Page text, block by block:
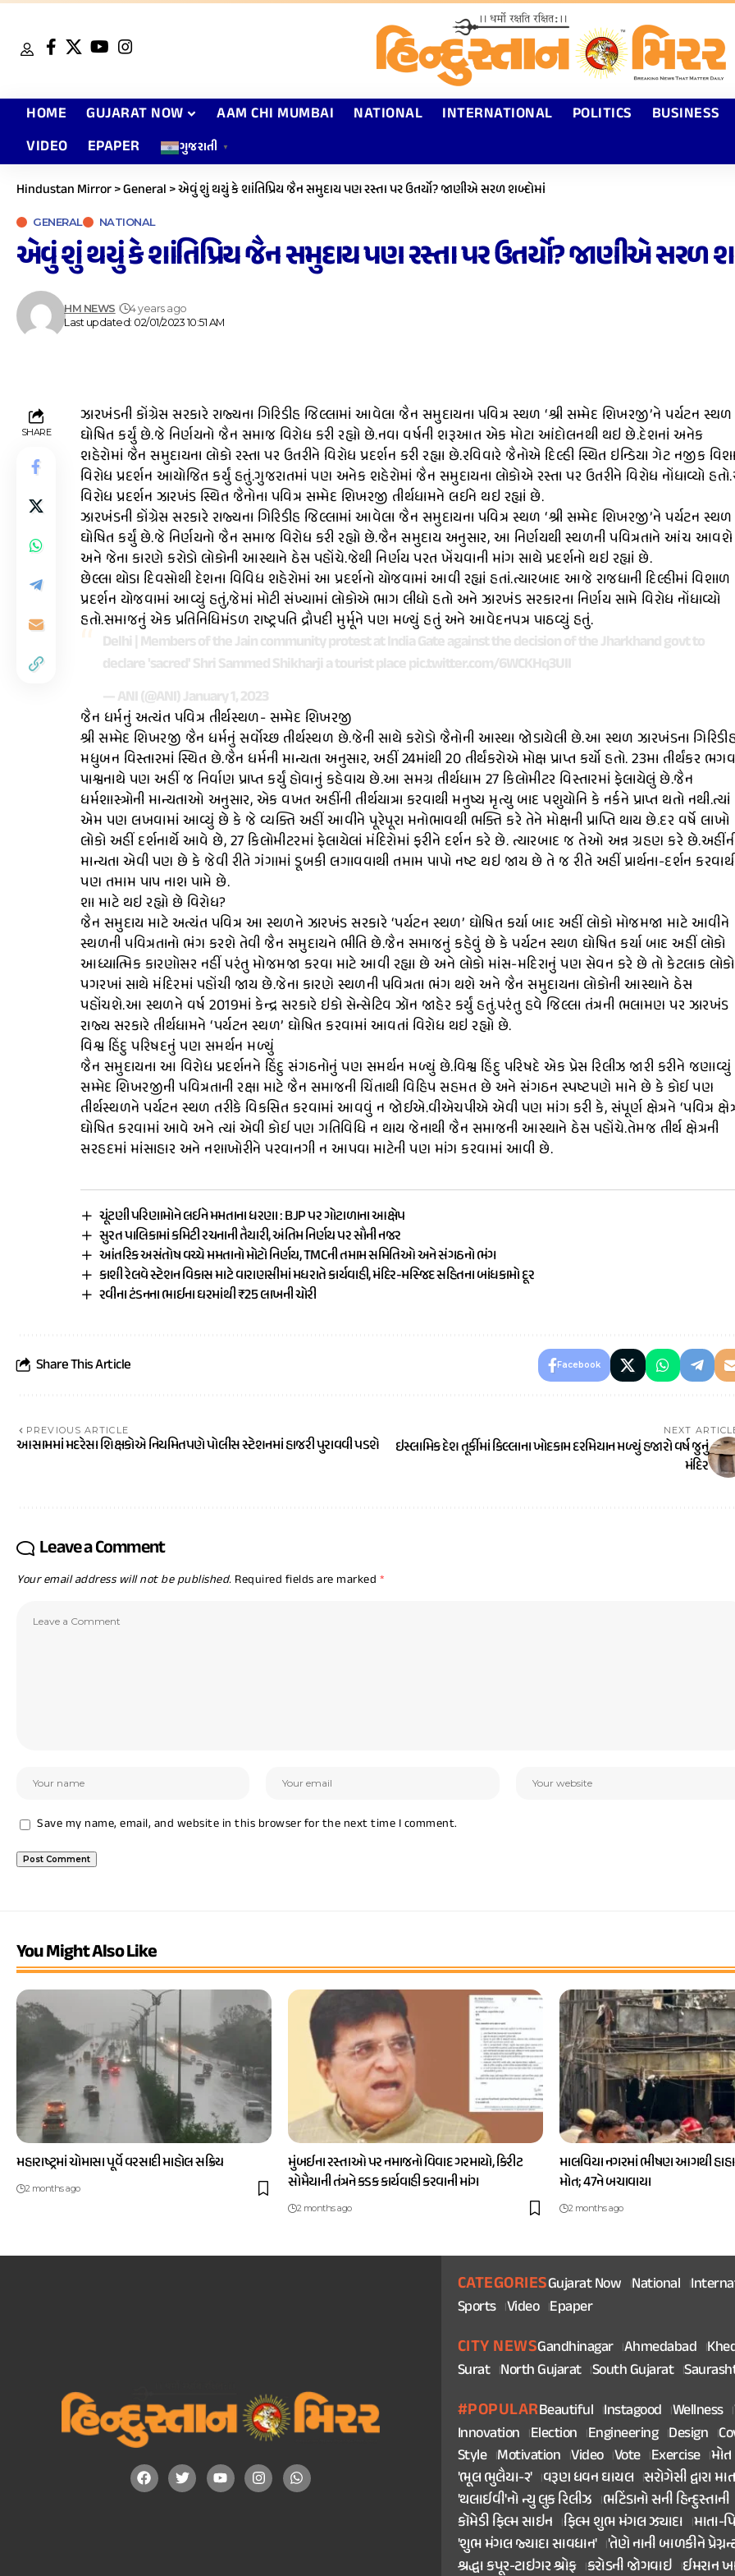
HOME GUJARAT NOW AAM CHI MUMBAI NATIONAL INTERNATIONAL POLITICS
BUSINESS
VIDEO
EPAPER ગુજરાતી ▼
Hindustan Mirror>General >એવું શું થયું કે શાંતિપ્રિય જૈન સમુદાય પણ રસ્તા પર ઉતર્યો? જાણીએ સરળ શબ્દોમાં
GENERAL NATIONAL
એવું શું થયું કે શાંતિપ્રિય જૈન સમુદાય પણ રસ્તા પર ઉતર્યો? જાણીએ સરળ
Last updated: 02/01/2023 10:51 AM
HM NEWS 4 years ago
SHARE
ઝારખંડની કોંગ્રેસ સરકારે રાજ્યના ગિરિડીહ જિલ્લામાં આવેલા જૈન સમુદાયના પવિત્ર સ્થળ ‘શ્રી સમ્મેદ શિખરજી’ને પર્યટન સ્થળ
ઘોષિત કર્યું છે.જે નિર્ણયનો જૈન સમાજ વિરોધ કરી રહ્યો છે.નવા વર્ષની શરૂઆત એક મોટા આંદોલનથી થઇ છે.દેશનાં અનેક
શહેરોમાં જૈન સમુદાયના લોકો રસ્તા પર ઉતરીને વિરોધ પ્રદર્શન કરી રહ્યા છે.રવિવારે જૈનોએ દિલ્હી સ્થિત ઇન્ડિયા ગેટ નજીક
વિરોધ પ્રદર્શન આયોજિત કર્યું હતું.ગુજરાતમાં પણ અનેક શહેરોમાં જૈન સમુદાયના લોકોએ રસ્તા પર ઉતરીને વિરોધ નોંધાવ્યો
વિરોધ પ્રદર્શન ઝારખંડ સ્થિત જૈનોના પવિત્ર સમ્મેદ શિખરજી તીર્થધામને લઈને થઇ રહ્યાં છે.
ઝારખંડની કોંગ્રેસ સરકારે રાજ્યના ગિરિડીહ જિલ્લામાં આવેલા જૈન સમુદાયના પવિત્ર સ્થળ ‘શ્રી સમ્મેદ શિખરજી’ને પર્યટન સ્થળ
ઘોષિત કર્યું છે.જે નિર્ણયનો જૈન સમાજ વિરોધ કરી રહ્યો છે.જૈન સમુદાય અનુસાર, આ નિર્ણયથી સ્થળની પવિત્રતાને આંચ આવશે
અને જેના કારણે કરોડો લોકોની આસ્થાને ઠેસ પહોંચે.જેથી નિર્ણય પરત ખેંચવાની માંગ સાથે પ્રદર્શનો થઇ રહ્યાં છે.
છેલ્લા થોડા દિવસોથી દેશના વિવિધ શહેરોમાં આ પ્રદર્શનો યોજવામાં આવી રહ્યાં હતાં.ત્યારબાદ આજે રાજધાની દિલ્હીમાં વિશાળ
પ્રદર્શન યોજવામાં આવ્યું હતું,જેમાં મોટી સંખ્યામાં લોકોએ ભાગ લીધો હતો અને ઝારખંડ સરકારના નિર્ણય સામે વિરોધ નોંધાવ્યો
હતો.સમાજનું એક પ્રતિનિધિમંડળ રાષ્ટ્રપતિ દ્રૌપદી મુર્મૂને પણ મળ્યું હતું અને આવેદનપત્ર પાઠવ્યું હતું.
Delhi | Members of the Jain community protest at India Gate against the decision of the Jharkhand govt to
declare 'sacred' Shri Sammed Shikharji a tourist placepic.twitter.com/6WCKHq3UII
— ANI (@ANI)January 1, 2023
જૈન ધર્મનું અત્યંત પવિત્ર તીર્થસ્થળ- સમ્મેદ શિખરજી
શ્રી સમ્મેદ શિખરજી જૈન ધર્મનું સર્વોચ્છ તીર્થસ્થળ છે.જેની સાથે કરોડો જૈનોની આસ્થા જોડાયેલી છે.આ સ્થળ ઝારખંડના
મધુબન વિસ્તારમાં સ્થિત છે.જૈન ધર્મની માન્યતા અનુસાર, અહીં 24માંથી 20 તીર્થંકરોએ મોક્ષ પ્રાપ્ત કર્યો હતો. 23મા તીર્થંકર
પાશ્વનાથે પણ અહીં જ નિર્વાણ પ્રાપ્ત કર્યું હોવાનું કહેવાય છે.આ સમગ્ર તીર્થધામ 27 કિલોમીટર વિસ્તારમાં ફેલાયેલું છે.જૈન
ધર્મશાસ્ત્રોની માન્યતાઓ અનુસાર, એક વખત અહીંની તીર્થયાત્રા કરવાથી મનુષ્ય મૃત્યુ બાદ પશુયોનિ કે નર્કને પ્રાપ્ત થતો નથી.ત્યાં
એમ પણ લખવામાં આવ્યું છે કે જે વ્યક્તિ અહીં આવીને પૂરેપૂરા મનોભાવથી ભક્તિ કરે તેને મોક્ષની પ્રાપ્તિ થાય છે.દર વર્ષે લાખો
લોકો અહીં દર્શનાર્થે આવે છે, 27 કિલોમીટરમાં ફેલાયેલાં મંદિરોમાં ફરીને દર્શન કરે છે. ત્યારબાદ જ તેઓ અન્ન ગ્રહણ કરે
માન્યતા એવી પણ છે કે જેવી રીતે ગંગામાં ડૂબકી લગાવવાથી તમામ પાપો નષ્ટ થઇ જાય છે તે જ રીતે અહીં પ્રાર્થના-દર્શન
પણ તમામ પાપ નાશ પામે છે.
શા માટે થઇ રહ્યો છે વિરોધ?
જૈન સમુદાય માટે અત્યંત પવિત્ર આ સ્થળને ઝારખંડ સરકારે ‘પર્યટન સ્થળ’ ઘોષિત કર્યા બાદ અહીં લોકો મોજમજા માટે આવીને
સ્થળની પવિત્રતાનો ભંગ કરશે તેવી જૈન સમુદાયને ભીતિ છે.જૈન સમાજનું કહેવું છે કે પર્યટન સ્થળ ઘોષિત કર્યા બાદ અહીં લોકો
આધ્યાત્મિક કારણોસર નહીં પરંતુ મોજમજા કરવા માટે આવી રહ્યા છે અને લોકો માંસ-મદિરાનું પણ સેવન કરે છે તો કેટલાક લોકો
પગરખાં સાથે મંદિરમાં પહોંચી જાય છે.જેના કારણે સ્થળની પવિત્રતા ભંગ થશે અને જૈન સમુદાયના લોકોની આસ્થાને ઠેસ
પહોંચશે.આ સ્થળને વર્ષ 2019માં કેન્દ્ર સરકારે ઇકો સેન્સેટિવ ઝૉન જાહેર કર્યું હતું.પરંતુ હવે જિલ્લા તંત્રની ભલામણ પર ઝારખંડ
રાજ્ય સરકારે તીર્થધામને ‘પર્યટન સ્થળ’ ઘોષિત કરવામાં આવતાં વિરોધ થઇ રહ્યો છે.
વિશ્વ હિંદુ પરિષદનું પણ સમર્થન મળ્યું
જૈન સમુદાયના આ વિરોધ પ્રદર્શનને હિંદુ સંગઠનોનું પણ સમર્થન મળ્યું છે.વિશ્વ હિંદુ પરિષદે એક પ્રેસ રિલીઝ જારી કરીને
સમ્મેદ શિખરજીની પવિત્રતાની રક્ષા માટે જૈન સમાજની ચિંતાથી વિહિપ સહમત છે અને સંગઠન સ્પષ્ટપણે માને છે કે કોઈ પણ
તીર્થસ્થળને પર્યટન સ્થળ તરીકે વિકસિત કરવામાં આવવું ન જોઈએ.વીએચપીએ એવી પણ માંગ કરી કે, સંપૂર્ણ ક્ષેત્રને ‘પવિત્ર
ઘોષિત કરવામાં આવે અને ત્યાં એવી કોઈ પણ ગતિવિધિ ન થાય જેનાથી જૈન સમાજની આસ્થાને ઠેસ પહોંચે.તેમજ તીર્થ ક્ષેત્રની
સરહદમાં માંસાહાર અને નશાખોરીને પરવાનગી ન આપવા માટેની પણ માંગ કરવામાં આવી છે.
ચૂંટણી પરિણામોને લઈને મમતાના ધરણા : BJP પર ગોટાળાના આક્ષેપ
સુરત પાલિકામાં કમિટી રચનાની તૈયારી, અંતિમ નિર્ણય પર સૌની નજર
આંતરિક અસંતોષ વચ્ચે મમતાનો મોટો નિર્ણય, TMCની તમામ સમિતિઓ અને સંગઠનો ભંગ
કાશી રેલવે સ્ટેશન વિકાસ માટે વારાણસીમાં મધરાતે કાર્યવાહી, મંદિર-મસ્જિદ સહિતના બાંધકામો દૂર
રવીના ટંડનના ભાઈના ઘરમાંથી ₹25 લાખની ચોરી
Share This Article Facebook
PREVIOUS ARTICLE
આસામમાં મદરેસા શિક્ષકોએ નિયમિતપણે પોલીસ સ્ટેશનમાં હાજરી પુરાવવી પડશે
NEXT
ઇસ્લામિક દેશ તૂર્કીમાં કિલ્લાના ખોદકામ દરમિયાન મળ્યું હજારો વર્ષ જુનું
મંદિર
Leave a Comment
Your email address will not be published. Required fields are marked *
Save my name, email, and website in this browser for the next time I comment.
You Might Also Like
મહારાષ્ટ્રમાં ચોમાસા પૂર્વે વરસાદી માહોલ સક્રિય
2 months ago
મુંબઈના રસ્તાઓ પર નમાજનો વિવાદ ગરમાયો, કિરીટ
સોમૈયાની તંત્રને કડક કાર્યવાહી કરવાની માંગ
2 months ago
માલવિયા નગરમાં ભીષણ આગથી
મોત; 47ને બચાવાયા
2 months ago
CATEGORIESGujarat Now National
Sports Video Epaper
CITY NEWSGandhinagar Ahmedabad
Surat North Gujarat South Gujarat
#POPULARBeautiful Instagood Wellness
Innovation Election Engineering Design
Style Motivation Video Vote Exercise મોત
'ભૂલ ભુલૈયા-૨' વરૂણ ધવન ઘાયલ સરોગેસી દ્વારા
'થલાઈવી'નો ન્યુ લુક રિલીઝ ભટિંડાનો સની હિન્દુસ્તાની
કૉમેડી ફિલ્મ સાઇન ફિલ્મ શુભ મંગલ ઝ્યાદા માતા-
'શુભ મંગલ જ્યાદા સાવધાન' 'તેણે નાની બાળકીને
શ્રદ્ધા કપૂર-ટાઇગર શ્રોફ કરોડની જોગવાઇ ઈમરાન